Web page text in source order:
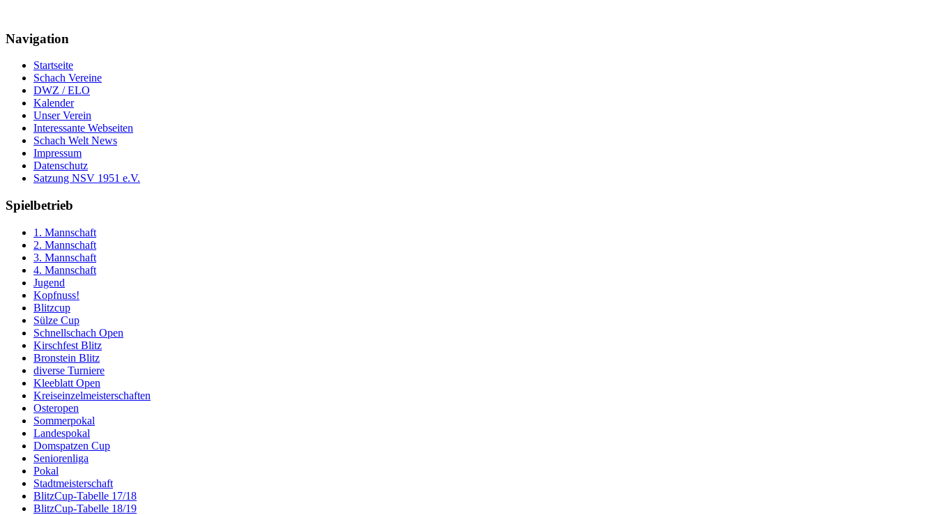
Navigation
Startseite
Schach Vereine
DWZ / ELO
Kalender
Unser Verein
Interessante Webseiten
Schach Welt News
Impressum
Datenschutz
Satzung NSV 1951 e.V.
Spielbetrieb
1. Mannschaft
2. Mannschaft
3. Mannschaft
4. Mannschaft
Jugend
Kopfnuss!
Blitzcup
Sülze Cup
Schnellschach Open
Kirschfest Blitz
Bronstein Blitz
diverse Turniere
Kleeblatt Open
Kreiseinzelmeisterschaften
Osteropen
Sommerpokal
Landespokal
Domspatzen Cup
Seniorenliga
Pokal
Stadtmeisterschaft
BlitzCup-Tabelle 17/18
BlitzCup-Tabelle 18/19